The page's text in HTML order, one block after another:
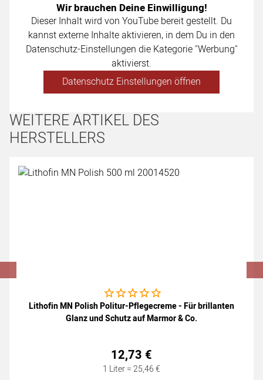
Wir brauchen Deine Einwilligung!
Dieser Inhalt wird von YouTube bereit gestellt. Du
kannst externe Inhalte aktivieren, in dem Du in den
Datenschutz-Einstellungen die Kategorie "Werbung"
aktivierst.
Datenschutz Einstellungen öffnen
WEITERE ARTIKEL DES
HERSTELLERS
Artikel überspringen
Noch keine Bewertungen abgegeben
Lithofin MN Polish Politur-Pflegecreme - Für brillanten
Glanz und Schutz auf Marmor & Co.
12,73 €
1 Liter =25,46€